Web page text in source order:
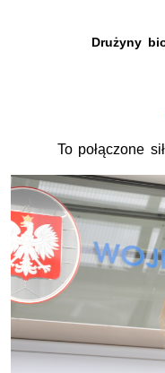
Drużyny
To połączone